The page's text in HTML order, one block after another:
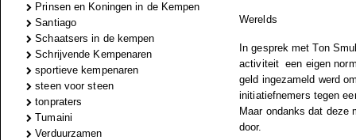
Prinsen en Koningen in de Kempen
Santiago
Schaatsers in de kempen
Schrijvende Kempenaren
sportieve kempenaren
steen voor steen
tonpraters
Tumaini
Verduurzamen
Werelds
In gesprek met Ton
activiteit een eigen
geld ingezameld werd
initiatiefnemers tegen
Maar ondanks dat deze
door.